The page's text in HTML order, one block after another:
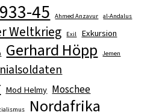
45 Ahmed Anzavur al-Andalus
Weltkrieg Exil Exkursion
Gerhard Höpp Jemen
Mod Helmy Moschee
Nordafrika